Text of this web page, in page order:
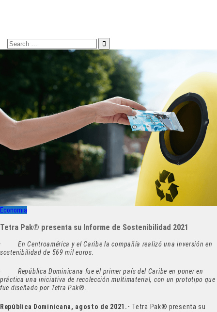
Search
for:
Economia
Tetra Pak® presenta su Informe de Sostenibilidad 2021
· En Centroamérica y el Caribe la compañía realizó una inversión en
sostenibilidad de 569 mil euros.
· República Dominicana fue el primer país del Caribe en poner en
práctica una iniciativa de recolección multimaterial, con un prototipo que
fue diseñado por Tetra Pak®.
República Dominicana, agosto de 2021.- Tetra Pak® presenta su